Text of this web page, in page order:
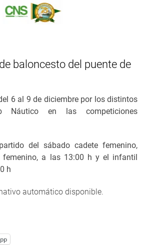
baloncesto del puente de
6 al 9 de diciembre por los distintos
Náutico en las competiciones
del sábado cadete femenino,
femenino, a las 13:00 h y el infantil
h